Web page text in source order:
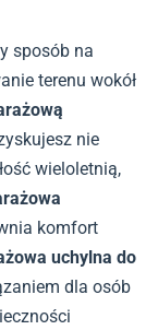
sposób na
terenu wokół
nie
wieloletnią,
komfort
uchylna do
dla osób